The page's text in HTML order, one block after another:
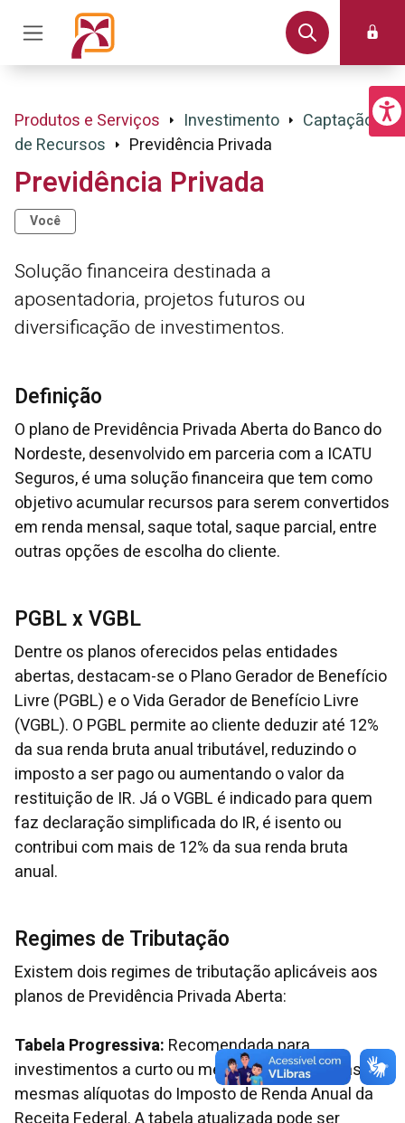
Produtos e Serviços Investimento
Captação
de Recursos
Previdência Privada
Previdência Privada
Você
Solução financeira destinada a
aposentadoria, projetos futuros ou
diversificação de investimentos.
Definição
O plano de Previdência Privada Aberta do Banco do
Nordeste, desenvolvido em parceria com a ICATU
Seguros, é uma solução financeira que tem como
objetivo acumular recursos para serem convertidos
em renda mensal, saque total, saque parcial, entre
outras opções de escolha do cliente.
PGBL x VGBL
Dentre os planos oferecidos pelas entidades
abertas, destacam-se o Plano Gerador de Benefício
Livre (PGBL) e o Vida Gerador de Benefício Livre
(VGBL). O PGBL permite ao cliente deduzir até 12%
da sua renda bruta anual tributável, reduzindo o
imposto a ser pago ou aumentando o valor da
restituição de IR. Já o VGBL é indicado para quem
faz declaração simplificada do IR, é isento ou
contribui com mais de 12% da sua renda bruta
anual.
Regimes de Tributação
Existem dois regimes de tributação aplicáveis aos
planos de Previdência Privada Aberta:
Tabela Progressiva: Recomendada para
investimentos a curto ou médio prazo, segue as
mesmas alíquotas do Imposto de Renda Anual da